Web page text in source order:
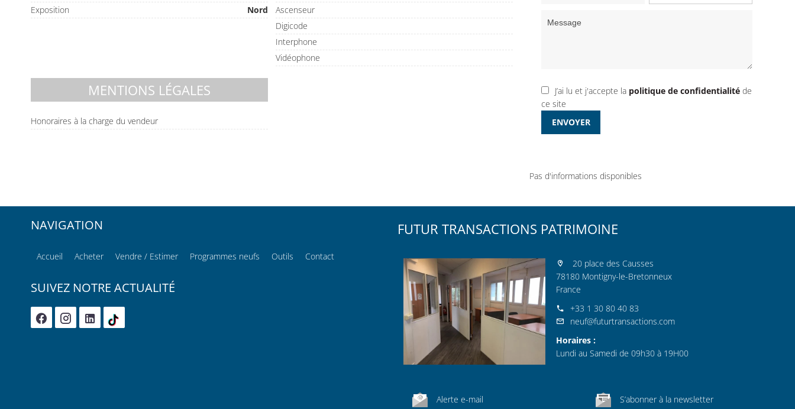
Exposition
Nord
Ascenseur
Digicode
Interphone
Vidéophone
MENTIONS LÉGALES
Honoraires à la charge du vendeur
J’ai lu et j'accepte la politique de confidentialité de
ce site
ENVOYER
Pas d'informations disponibles
NAVIGATION
Accueil Acheter Vendre / Estimer Programmes neufs Outils Contact
SUIVEZ NOTRE ACTUALITÉ
FUTUR TRANSACTIONS PATRIMOINE
20 place des Causses
78180 Montigny-le-Bretonneux
France
+33 1 30 80 40 83
neuf@futurtransactions.com
Horaires :
Lundi au Samedi de 09h30 à 19H00
Alerte e-mail S’abonner à la newsletter